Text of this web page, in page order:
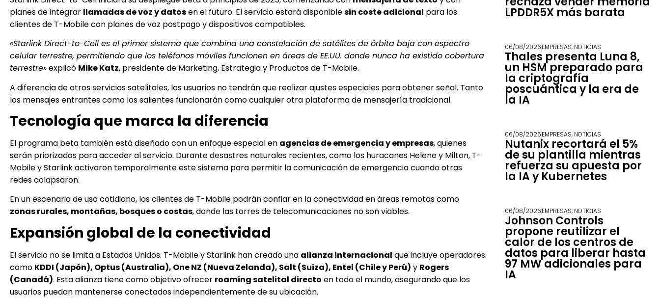
planes de integrar llamadas de voz y datosen el futuro. El servicio estará disponiblesin coste adicional para los
clientes de T-Mobile con planes de voz postpago y dispositivos compatibles.
«Starlink Direct-to-Cell es el primer sistema que combina una constelación de satélites de órbita baja con espectro
celular terrestre, permitiendo que los teléfonos móviles funcionen en áreas de EE.UU. donde nunca ha existido cobertura
terrestre»explicó Mike Katz, presidente de Marketing, Estrategia y Productos de T-Mobile.
A diferencia de otros servicios satelitales, los usuarios no tendrán que realizar ajustes especiales para obtener señal. Tanto
los mensajes entrantes como los salientes funcionarán como cualquier otra plataforma de mensajería tradicional.
Tecnología que marca la diferencia
El programa beta también está diseñado con un enfoque especial en agencias de emergencia y empresas, quienes
serán priorizados para acceder al servicio. Durante desastres naturales recientes, como los huracanes Helene y Milton, T-
Mobile y Starlink activaron temporalmente este sistema para permitir la comunicación de emergencia cuando otras
redes colapsaron.
En un escenario de uso cotidiano, los clientes de T-Mobile podrán confiar en la conectividad en áreas remotas como
zonas rurales, montañas, bosques o costas, donde las torres de telecomunicaciones no son viables.
Expansión global de la conectividad
El servicio no se limita a Estados Unidos. T-Mobile y Starlink han creado una alianza internacional que incluye operadores
como KDDI (Japón), Optus (Australia), One NZ (Nueva Zelanda), Salt (Suiza), Entel (Chile y Perú) y Rogers
(Canadá). Esta alianza tiene como objetivo ofrecer roaming satelital directo en todo el mundo, asegurando que los
usuarios puedan mantenerse conectados independientemente de su ubicación.
LPDDR5X más barata
06/08/2026EMPRESAS, NOTICIAS
Thales presenta Luna 8,
un HSM preparado para
la criptografía
poscuántica y la era de
la IA
06/08/2026EMPRESAS, NOTICIAS
Nutanix recortará el 5%
de su plantilla mientras
refuerza su apuesta por
la IA y Kubernetes
06/08/2026EMPRESAS, NOTICIAS
Johnson Controls
propone reutilizar el
calor de los centros de
datos para liberar hasta
97 MW adicionales para
IA